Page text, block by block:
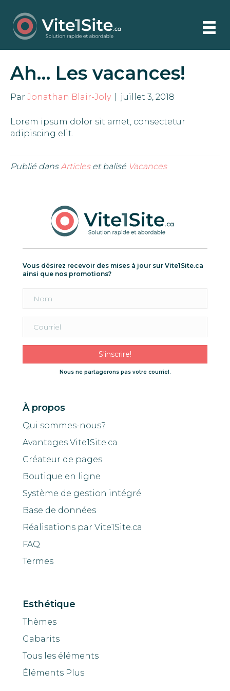
Ah… Les vacances!
Par Jonathan Blair-Joly juillet 3, 2018
Lorem ipsum dolor sit amet, consectetur
adipiscing elit.
Publié dans Articleset balisé Vacances
Vous désirez recevoir des mises à jour sur Vite1Site.ca
ainsi que nos promotions?
S'inscrire!
Nous ne partagerons pas votre courriel.
À propos
Qui sommes-nous?
Avantages Vite1Site.ca
Créateur de pages
Boutique en ligne
Système de gestion intégré
Base de données
Réalisations par Vite1Site.ca
FAQ
Termes
Esthétique
Thèmes
Gabarits
Tous les éléments
Éléments Plus